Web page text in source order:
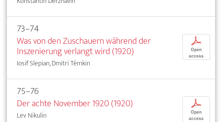
73–74
Was von den Zuschauern während der
Inszenierung verlangt wird (1920)
Iosif Slepian, Dmitri Tëmkin
p
Open
access
75–76
Der achte November 1920 (1920)
Lev Nikulin
p
Open
access